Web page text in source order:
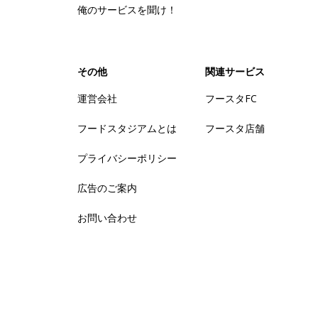
俺のサービスを聞け！
その他
運営会社
フードスタジアムとは
プライバシーポリシー
広告のご案内
お問い合わせ
関連サービス
フースタFC
フースタ店舗